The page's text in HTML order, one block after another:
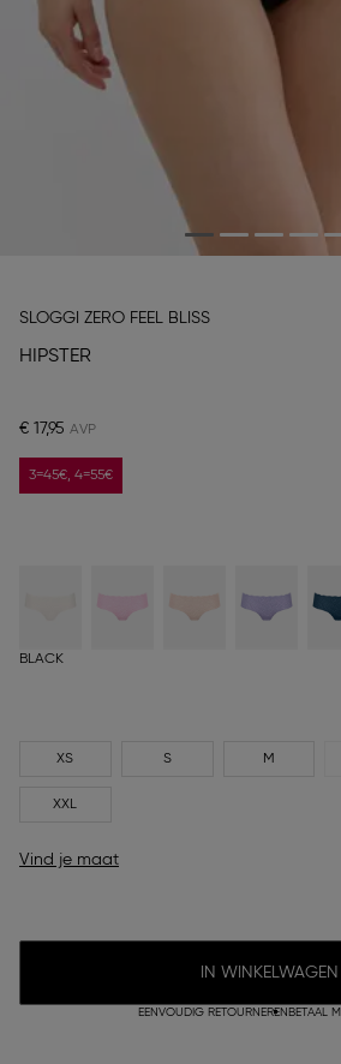
SLOGGI ZERO FEEL BLISS
HIPSTER
€ 17,95
3=45€, 4=55€
BLACK
XS S M
XXL
Vind je maat
IN WINKELWAGEN
EENVOUDIG RETOURNEREN BETAAL